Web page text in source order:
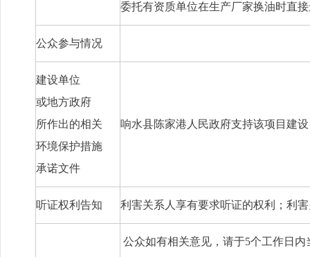
委托有资质单位在生产厂家换油时直
公众参与情况
建设单位
或地方政府
所作出的相关
环境保护措施
承诺文件
响水县陈家港人民政府支持该项目建设
听证权利告知 利害关系人享有要求听证的权利；利
公众如有相关意见，请于5个工作日内